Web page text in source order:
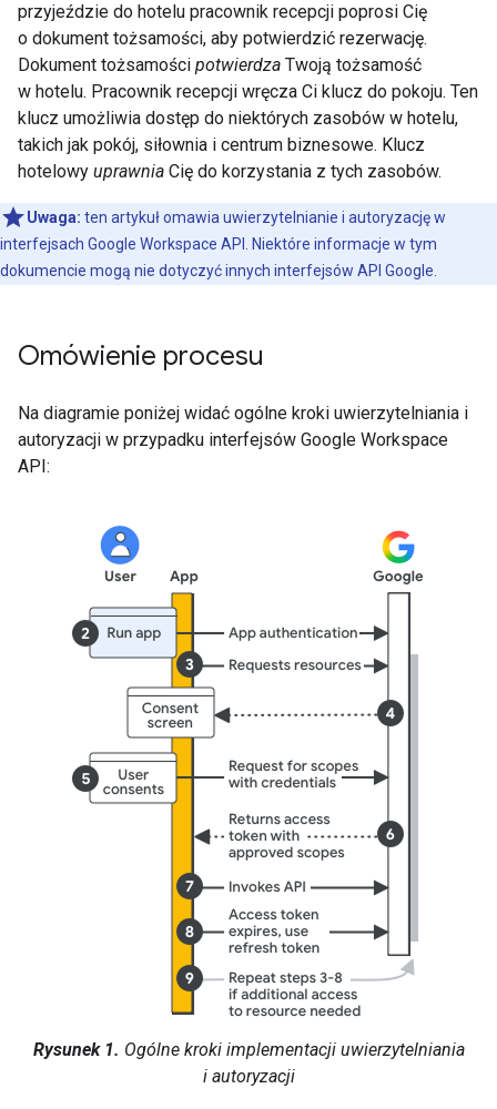
przyjeździe do hotelu pracownik recepcji poprosi Cię
o dokument tożsamości, aby potwierdzić rezerwację.
Dokument tożsamości potwierdza Twoją tożsamość
w hotelu. Pracownik recepcji wręcza Ci klucz do pokoju. Ten
klucz umożliwia dostęp do niektórych zasobów w hotelu,
takich jak pokój, siłownia i centrum biznesowe. Klucz
hotelowy uprawnia Cię do korzystania z tych zasobów.
Uwaga: ten artykuł omawia uwierzytelnianie i autoryzację w
interfejsach Google Workspace API. Niektóre informacje w tym
dokumencie mogą nie dotyczyć innych interfejsów API Google.
Omówienie procesu
Na diagramie poniżej widać ogólne kroki uwierzytelniania i
autoryzacji w przypadku interfejsów Google Workspace
API:
Rysunek 1. Ogólne kroki implementacji uwierzytelniania
i autoryzacji